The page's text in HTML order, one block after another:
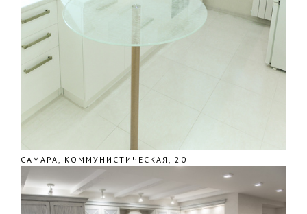
САМАРА, КОММУНИСТИЧЕСКАЯ, 20